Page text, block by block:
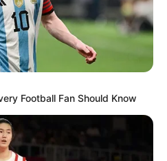
Football Fan Should Know